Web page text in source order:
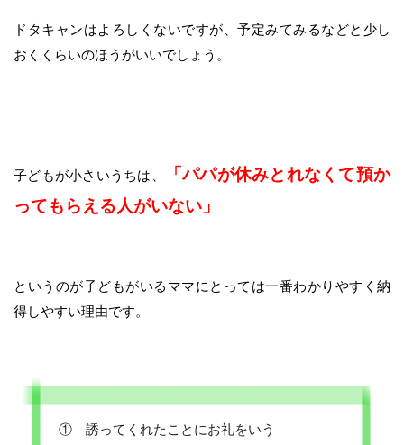
ドタキャンはよろしくないですが、予定みてみるなどと少し
おくくらいのほうがいいでしょう。
子どもが小さいうちは、
「パパが休みとれなくて預か
ってもらえる人がいない」
というのが子どもがいるママにとっては一番わかりやすく納
得しやすい理由です。
① 誘ってくれたことにお礼をいう